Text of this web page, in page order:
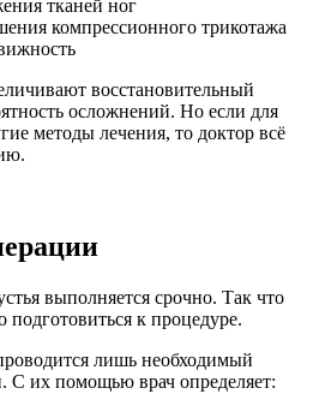
тканей ног
компрессионного трикотажа
восстановительный
осложнений. Но если для
методы лечения, то доктор всё
выполняется срочно. Так что
к процедуре.
лишь необходимый
С их помощью врач определяет: